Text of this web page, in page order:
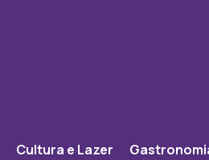
Cultura e Lazer